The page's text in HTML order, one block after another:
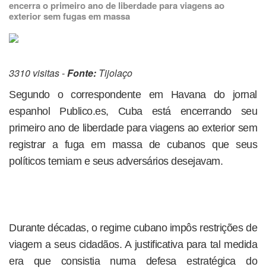
encerra o primeiro ano de liberdade para viagens ao
exterior sem fugas em massa
3310 visitas -Fonte: Tijolaço
Segundo o correspondente em Havana do jornal
espanhol Publico.es, Cuba está encerrando seu
primeiro ano de liberdade para viagens ao exterior sem
registrar a fuga em massa de cubanos que seus
políticos temiam e seus adversários desejavam.
Durante décadas, o regime cubano impôs restrições de
viagem a seus cidadãos. A justificativa para tal medida
era que consistia numa defesa estratégica do